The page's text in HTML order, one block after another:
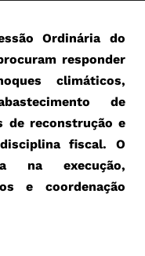
Ordinária do
responder
climáticos,
de
de reconstrução e
fiscal. O
na execução,
e coordenação